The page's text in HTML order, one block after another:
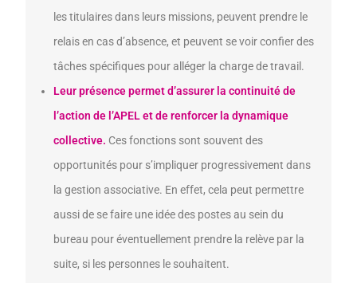
les titulaires dans leurs missions, peuvent prendre le
relais en cas d’absence, et peuvent se voir confier des
tâches spécifiques pour alléger la charge de travail.
Leur présence permet d’assurer la continuité de
l’action de l’APEL et de renforcer la dynamique
collective. Ces fonctions sont souvent des
opportunités pour s’impliquer progressivement dans
la gestion associative. En effet, cela peut permettre
aussi de se faire une idée des postes au sein du
bureau pour éventuellement prendre la relève par la
suite, si les personnes le souhaitent.